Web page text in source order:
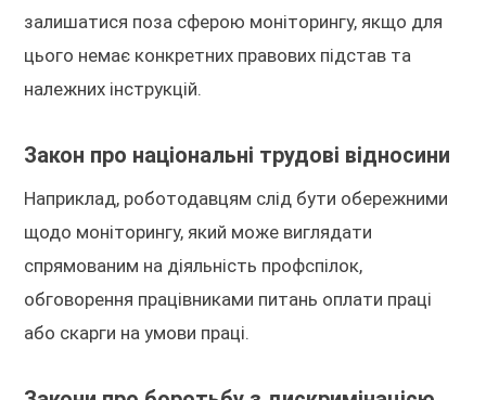
залишатися поза сферою моніторингу, якщо для
цього немає конкретних правових підстав та
належних інструкцій.
Закон про національні трудові відносини
Наприклад, роботодавцям слід бути обережними
щодо моніторингу, який може виглядати
спрямованим на діяльність профспілок,
обговорення працівниками питань оплати праці
або скарги на умови праці.